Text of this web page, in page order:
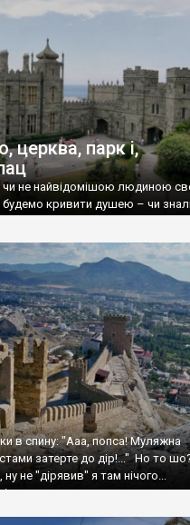
церква, парк і,
чи не найвідомішою людиною
будемо кривити душею – чи
в спину: "Ааа, попса! Муляжна
затерте до дір!..." Но то
не "дірявив" я там нічого...